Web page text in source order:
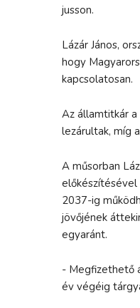
jusson.
Lázár János,
hogy
kapcsolatosan.
Az államtitkár
lezárultak, míg
A műsorban
2037-ig
jövőjének
egyaránt.
- Megfizethető
év végéig